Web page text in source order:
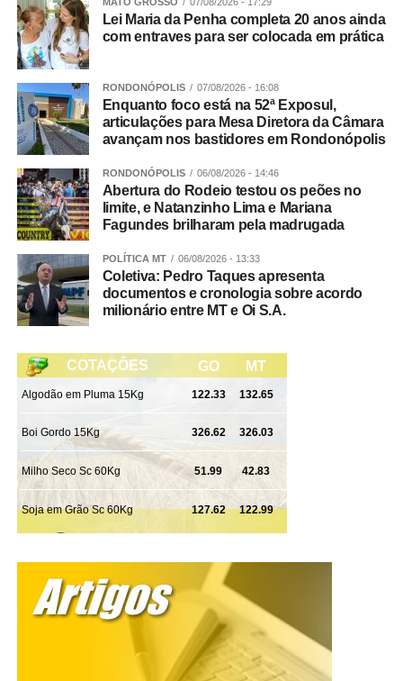
Continuidade
As diligências prosseguem para a conclusão das
investigações e finalização do inquérito policial, com o
consequente indiciamento dos envolvidos.
Integração
Participaram da Operação Adsumus equipes da
Delegacia Especializada de Roubos e Furtos (Derf) de
Rondonópolis, com apoio da 1ª Delegacia de Polícia de
Tangará da Serra, da Gerência de Combate ao Crime
Organizado (GCCO) e da Delegacia Especializada de
Repressão ao Crime Organizado (Draco).
WhatsApp
Facebook
TwitterMessenger
LinkedIn
Share
MATO GROSSO 07/08/2026 - 17:29
Lei Maria da Penha completa 20 anos ainda
com entraves para ser colocada em prática
RONDONÓPOLIS 07/08/2026 - 16:08
Enquanto foco está na 52ª Exposul,
articulações para Mesa Diretora da Câmara
avançam nos bastidores em Rondonópolis
RONDONÓPOLIS 06/08/2026 - 14:46
Abertura do Rodeio testou os peões no
limite, e Natanzinho Lima e Mariana
Fagundes brilharam pela madrugada
POLÍTICA MT 06/08/2026 - 13:33
Coletiva: Pedro Taques apresenta
documentos e cronologia sobre acordo
milionário entre MT e Oi S.A.